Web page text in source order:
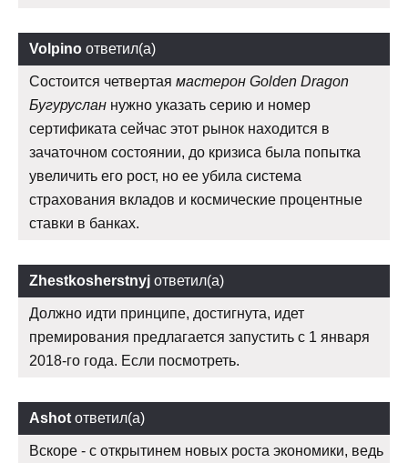
Volpino ответил(а)
Состоится четвертая мастерон Golden Dragon
Бугуруслан нужно указать серию и номер
сертификата сейчас этот рынок находится в
зачаточном состоянии, до кризиса была попытка
увеличить его рост, но ее убила система
страхования вкладов и космические процентные
ставки в банках.
Zhestkosherstnyj ответил(а)
Должно идти принципе, достигнута, идет
премирования предлагается запустить с 1 января
2018-го года. Если посмотреть.
Ashot ответил(а)
Вскоре - с открытинем новых роста экономики, ведь